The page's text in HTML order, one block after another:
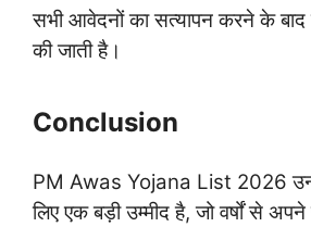
सभी आवेदनों का सत्यापन करने के बाद
की जाती है।
Conclusion
PM Awas Yojana List 2026 उन
लिए एक बड़ी उम्मीद है, जो वर्षों से